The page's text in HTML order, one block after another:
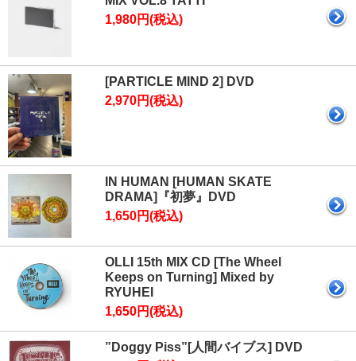
1,980円(税込)
[PARTICLE MIND 2] DVD
2,970円(税込)
IN HUMAN [HUMAN SKATE
DRAMA]『初夢』DVD
1,650円(税込)
OLLI 15th MIX CD [The Wheel
Keeps on Turning] Mixed by
RYUHEI
1,650円(税込)
”Doggy Piss”[人間バイブス] DVD